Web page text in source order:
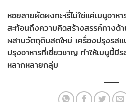
หอยลายผัดผงกะหรี่ไม่ใช่แค่เมนูอาห
สะท้อนถึงความคิดสร้างสรรค์ทางด้
ผสานวัตถุดิบสดใหม่ เครื่องปรุงรส
ปรุงอาหารที่เชี่ยวชาญ ทำให้เมนูนี้มี
หลากหลายกลุ่ม